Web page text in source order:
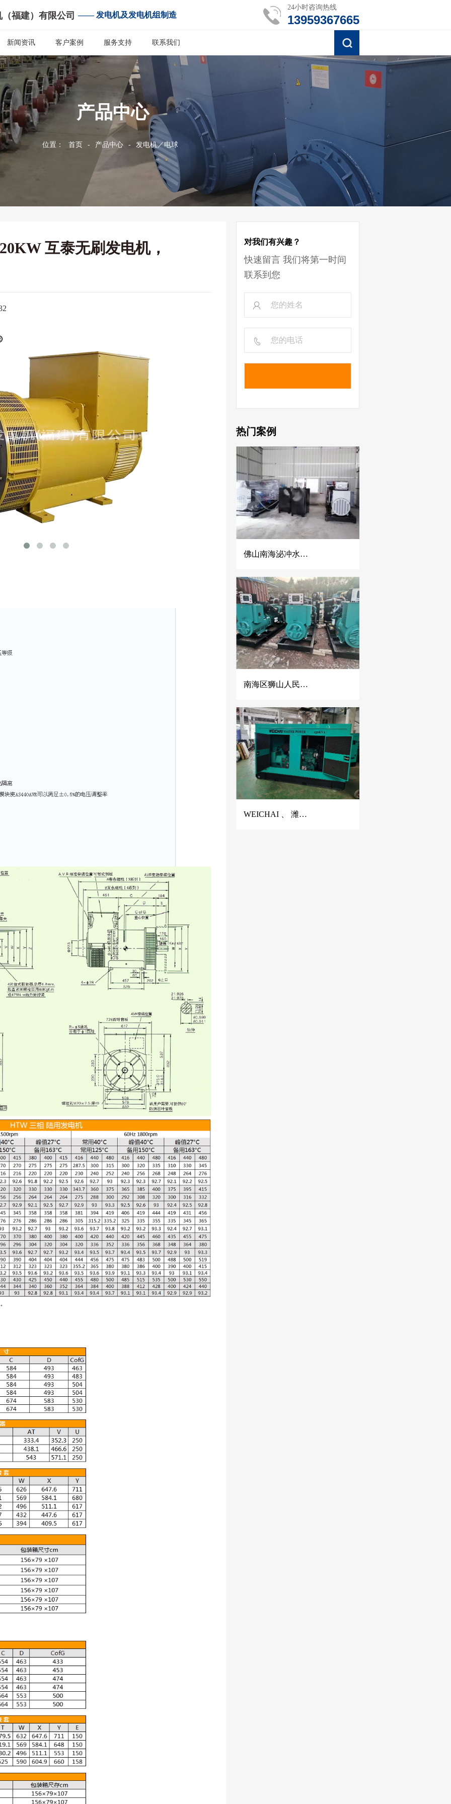
福建）有限公司 —— 发电机及发电机组制造
24小时咨询热线
13959367665
新闻资讯 客户案例 服务支持 联系我们
产品中心
位置： 首页 - 产品中心 - 发电机／电球
互泰无刷发电机， 对我们有兴趣？
快速留言 我们将第一时间
联系到您
热门案例
佛山南海泌冲水泥混凝土公司2台500KW玉柴发电机组
南海区狮山人民医院500KW康明斯发电机组并机
WEICHAI 、 潍柴静音发电机、潍柴发电机、150KVA潍柴发电机、佛山潍柴发电机